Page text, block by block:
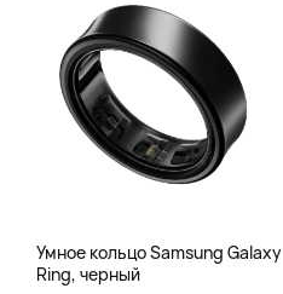
Умное кольцо Samsung Galaxy
Ring, черный